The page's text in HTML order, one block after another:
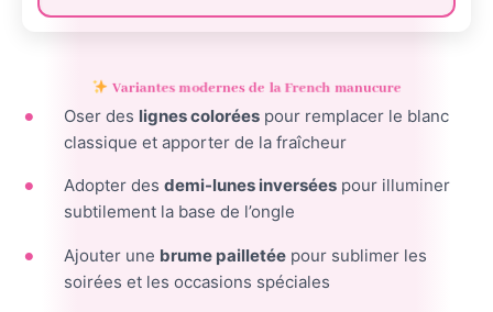
Variantes modernes de la French manucure
Oser des lignes coloréespour remplacer le blanc
classique et apporter de la fraîcheur
Adopter des demi-lunes inverséespour illuminer
subtilement la base de l’ongle
Ajouter une brume pailletéepour sublimer les
soirées et les occasions spéciales